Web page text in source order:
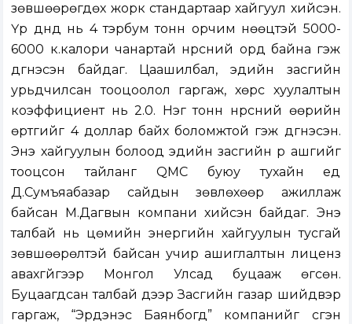
зөвшөөрөгдөх жорк стандартаар хайгуул хийсэн.
Үр дүнд нь 4 тэрбум тонн орчим нөөцтэй 5000-
6000 к.калори чанартай нүүрсний орд байна гэж
дүгнэсэн байдаг. Цаашилбал, эдийн засгийн
урьдчилсан тооцоолол гаргаж, хөрс хуулалтын
коэффициент нь 2.0. Нэг тонн нүүрсний өөрийн
өртгийг 4 доллар байх боломжтой гэж дүгнэсэн.
Энэ хайгуулын болоод эдийн засгийн үр ашгийг
тооцсон тайланг QMC буюу тухайн үед
Д.Сумъяабазар сайдын зөвлөхөөр ажиллаж
байсан М.Дагвын компани хийсэн байдаг. Энэ
талбай нь цөмийн энергийн хайгуулын тусгай
зөвшөөрөлтэй байсан учир ашиглалтын лиценз
авахгүйгээр Монгол Улсад буцааж өгсөн.
Буцаагдсан талбай дээр Засгийн газар шийдвэр
гаргаж, “Эрдэнэс Баянбогд” компанийг үүсгэн